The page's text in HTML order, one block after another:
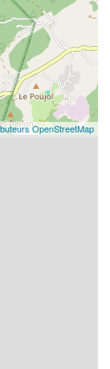
OpenStreetMap